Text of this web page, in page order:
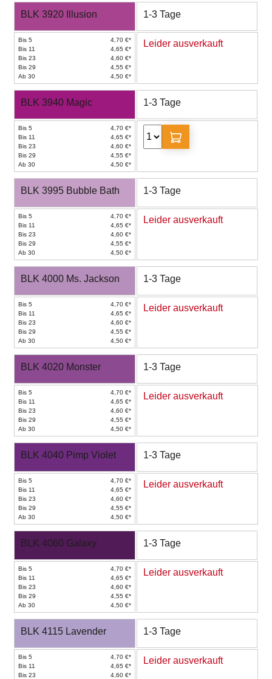
BLK 3920 Illusion 1-3 Tage
Bis 5
4,70 €*
Bis 11
4,65 €*
Bis 23
4,60 €*
Bis 29
4,55 €*
Ab 30
4,50 €*
Leider ausverkauft
BLK 3940 Magic 1-3 Tage
Bis 5
4,70 €*
Bis 11
4,65 €*
Bis 23
4,60 €*
Bis 29
4,55 €*
Ab 30
4,50 €*
BLK 3995 Bubble Bath 1-3 Tage
Bis 5
4,70 €*
Bis 11
4,65 €*
Bis 23
4,60 €*
Bis 29
4,55 €*
Ab 30
4,50 €*
Leider ausverkauft
BLK 4000 Ms. Jackson 1-3 Tage
Bis 5
4,70 €*
Bis 11
4,65 €*
Bis 23
4,60 €*
Bis 29
4,55 €*
Ab 30
4,50 €*
Leider ausverkauft
BLK 4020 Monster 1-3 Tage
Bis 5
4,70 €*
Bis 11
4,65 €*
Bis 23
4,60 €*
Bis 29
4,55 €*
Ab 30
4,50 €*
Leider ausverkauft
BLK 4040 Pimp Violet 1-3 Tage
Bis 5
4,70 €*
Bis 11
4,65 €*
Bis 23
4,60 €*
Bis 29
4,55 €*
Ab 30
4,50 €*
Leider ausverkauft
BLK 4060 Galaxy 1-3 Tage
Bis 5
4,70 €*
Bis 11
4,65 €*
Bis 23
4,60 €*
Bis 29
4,55 €*
Ab 30
4,50 €*
Leider ausverkauft
BLK 4115 Lavender 1-3 Tage
Bis 5
4,70 €*
Bis 11
4,65 €*
Bis 23
4,60 €*
Leider ausverkauft